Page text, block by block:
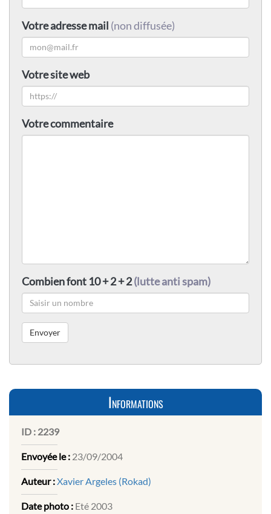
Votre adresse mail (non diffusée)
Votre site web
Votre commentaire
Combien font 10 + 2 + 2(lutte anti spam)
Informations
ID : 2239
Envoyée le : 23/09/2004
Auteur :Xavier Argeles (Rokad)
Date photo : Eté 2003